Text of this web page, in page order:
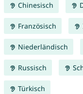
Chinesisch
Französisch
Niederländisch
Russisch
Türkisch